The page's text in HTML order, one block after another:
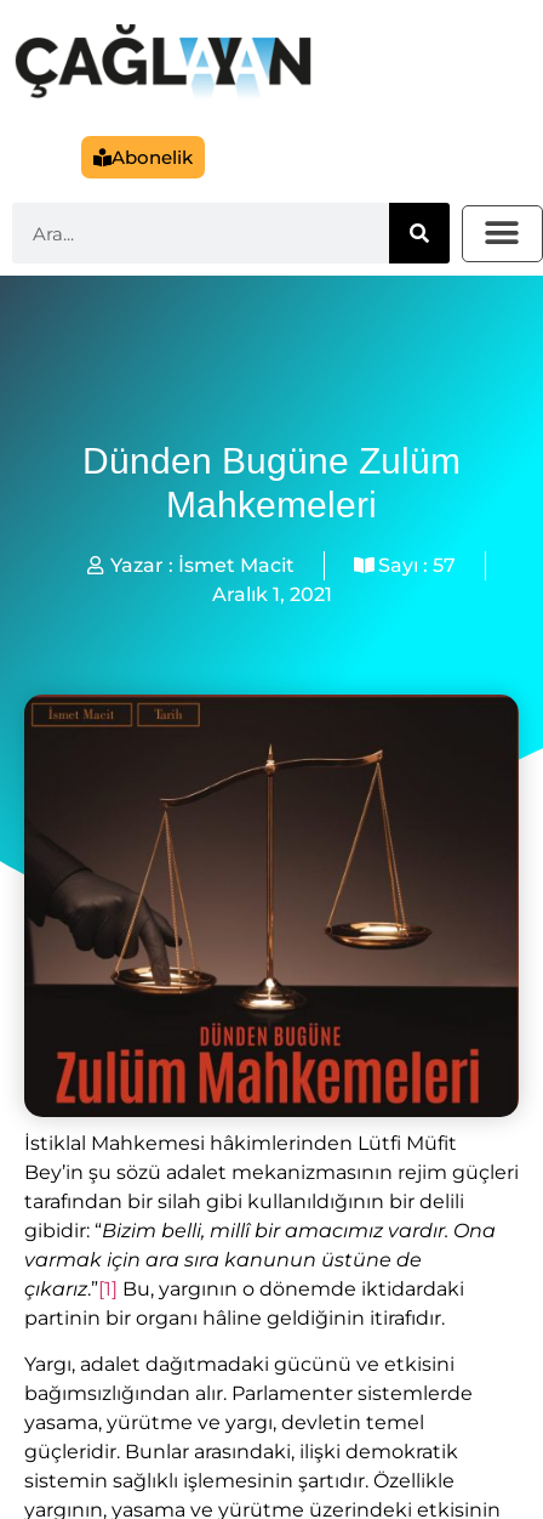
Abonelik
Dünden Bugüne Zulüm
Mahkemeleri
Yazar : İsmet Macit Sayı : 57
Aralık 1, 2021
İstiklal Mahkemesi hâkimlerinden Lütfi Müfit
Bey’in şu sözü adalet mekanizmasının rejim güçleri
tarafından bir silah gibi kullanıldığının bir delili
gibidir: “Bizim belli, millî bir amacımız vardır. Ona
varmak için ara sıra kanunun üstüne de
çıkarız.”[1] Bu, yargının o dönemde iktidardaki
partinin bir organı hâline geldiğinin itirafıdır.
Yargı, adalet dağıtmadaki gücünü ve etkisini
bağımsızlığından alır. Parlamenter sistemlerde
yasama, yürütme ve yargı, devletin temel
güçleridir. Bunlar arasındaki, ilişki demokratik
sistemin sağlıklı işlemesinin şartıdır. Özellikle
yargının, yasama ve yürütme üzerindeki etkisinin